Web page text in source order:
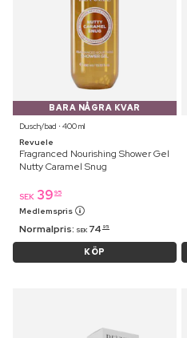
BARA NÅGRA KVAR
Dusch/bad ⋅ 400 ml
Revuele
Fragranced Nourishing Shower Gel
Nutty Caramel Snug
SEK 39 95
Medlemspris
Normalpris: SEK 74 95
KÖP